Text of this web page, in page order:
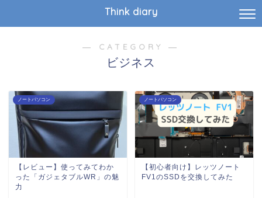
Think diary
― CATEGORY ―
ビジネス
ノートパソコン
【レビュー】使ってみてわか
った「ガジェタブルWR」の魅
力
ノートパソコン
【初心者向け】レッツノート
FV1のSSDを交換してみた